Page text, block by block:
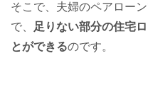
そこで、夫婦のペアロー
で、
足りない部分の住宅
とができるのです。